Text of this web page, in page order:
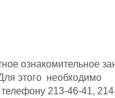
ознакомительное
этого необходимо
213-46-41,